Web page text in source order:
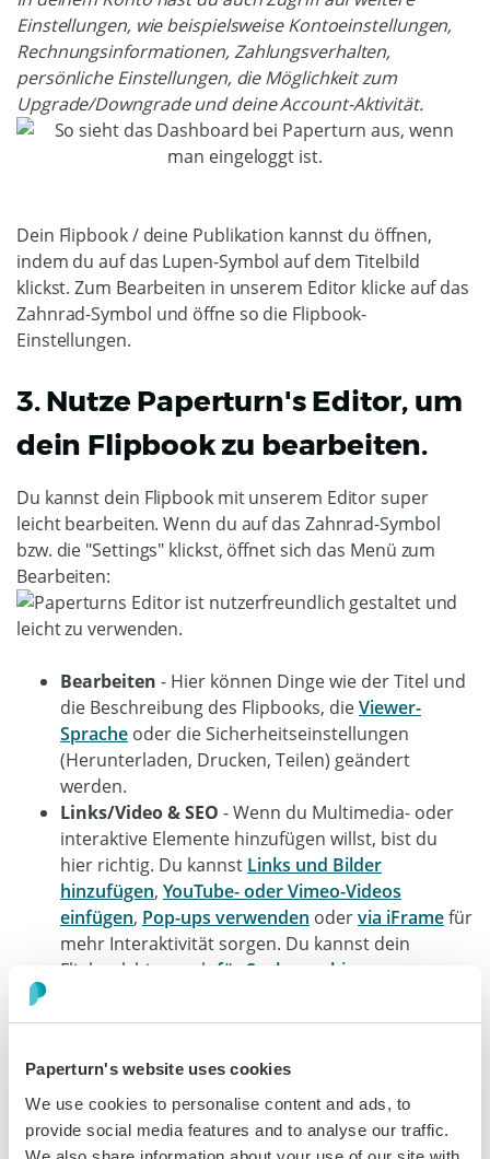
Paperturn's website uses cookies
We use cookies to personalise content and ads, to
provide social media features and to analyse our traffic.
Einstellungen, wie beispielsweise Kontoeinstellungen,
Rechnungsinformationen, Zahlungsverhalten,
persönliche Einstellungen, die Möglichkeit zum
Upgrade/Downgrade und deine Account-Aktivität.
Dein Flipbook / deine Publikation kannst du öffnen,
indem du auf das Lupen-Symbol auf dem Titelbild
klickst. Zum Bearbeiten in unserem Editor klicke auf das
Zahnrad-Symbol und öffne so die Flipbook-
Einstellungen.
3. Nutze Paperturn's Editor, um
dein Flipbook zu bearbeiten.
Du kannst dein Flipbook mit unserem Editor super
leicht bearbeiten. Wenn du auf das Zahnrad-Symbol
bzw. die "Settings" klickst, öffnet sich das Menü zum
Bearbeiten:
Bearbeiten - Hier können Dinge wie der Titel und
die Beschreibung des Flipbooks, dieViewer-
Sprache oder die Sicherheitseinstellungen
(Herunterladen, Drucken, Teilen) geändert
werden.
Links/Video & SEO - Wenn du Multimedia- oder
interaktive Elemente hinzufügen willst, bist du
hier richtig. Du kannst Links und Bilder
hinzufügen, YouTube- oder Vimeo-Videos
einfügen, Pop-ups verwenden odervia iFramefür
mehr Interaktivität sorgen. Du kannst dein
Flipbook hier auch für Suchmaschinen
hinzufügenist hier ebenfalls möglich. Mehr über
Hilfecenter.
Teilen- Von hier aus kannst du deine Publikation
in den sozialen Medien teilenoder den Link zum
Flipbook versenden.